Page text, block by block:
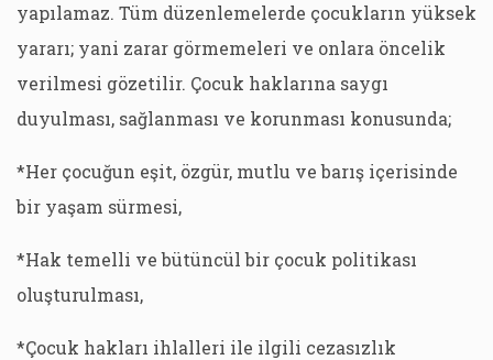
yapılamaz. Tüm düzenlemelerde çocukların yüksek
yararı; yani zarar görmemeleri ve onlara öncelik
verilmesi gözetilir. Çocuk haklarına saygı
duyulması, sağlanması ve korunması konusunda;
*Her çocuğun eşit, özgür, mutlu ve barış içerisinde
bir yaşam sürmesi,
*Hak temelli ve bütüncül bir çocuk politikası
oluşturulması,
*Çocuk hakları ihlalleri ile ilgili cezasızlık